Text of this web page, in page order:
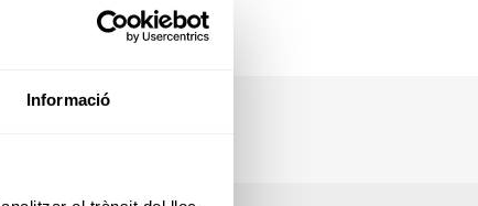
Informació